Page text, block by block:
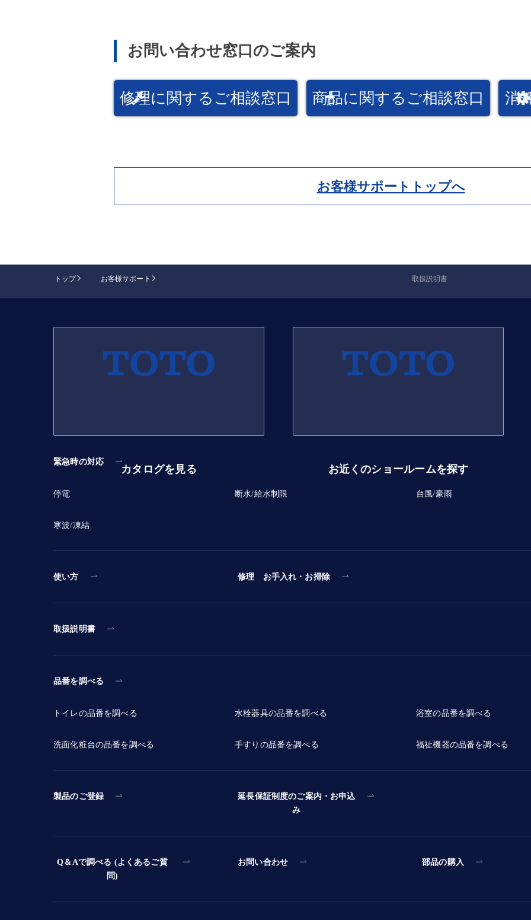
お問い合わせ窓口のご案内
修理に関するご相談窓口 商品に関するご相談窓口 消
お客様サポートトップへ
トップ お客様サポート 取扱説明書
カタログを見る お近くのショールームを探す
緊急時の対応
停電 断水/給水制限 台風/豪雨
寒波/凍結
使い方 修理 お手入れ・お掃除
取扱説明書
品番を調べる
トイレの品番を調べる 水栓器具の品番を調べる 浴室の品番を調べる
洗面化粧台の品番を調べる 手すりの品番を調べる 福祉機器の品番を調べる
製品のご登録
延長保証制度のご案内・お申込
み
Q＆Aで調べる (よくあるご質
問)
お問い合わせ 部品の購入